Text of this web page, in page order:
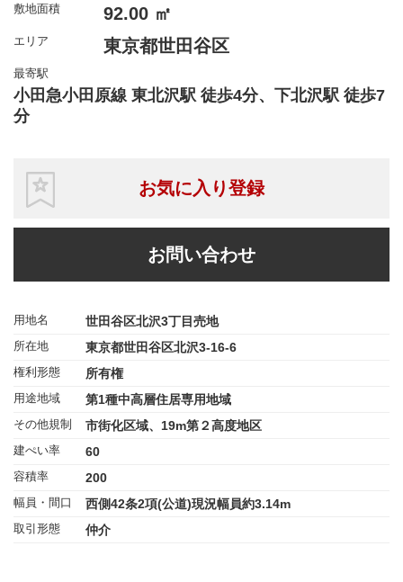
敷地面積
92.00 ㎡
エリア 東京都世田谷区
最寄駅
小田急小田原線 東北沢駅 徒歩4分、下北沢駅 徒歩7
分
お気に入り登録
お問い合わせ
用地名 世田谷区北沢3丁目売地
所在地 東京都世田谷区北沢3-16-6
権利形態 所有権
用途地域 第1種中高層住居専用地域
その他規制 市街化区域、19m第２高度地区
建ぺい率 60
容積率 200
幅員・間口 西側42条2項(公道)現況幅員約3.14m
取引形態 仲介